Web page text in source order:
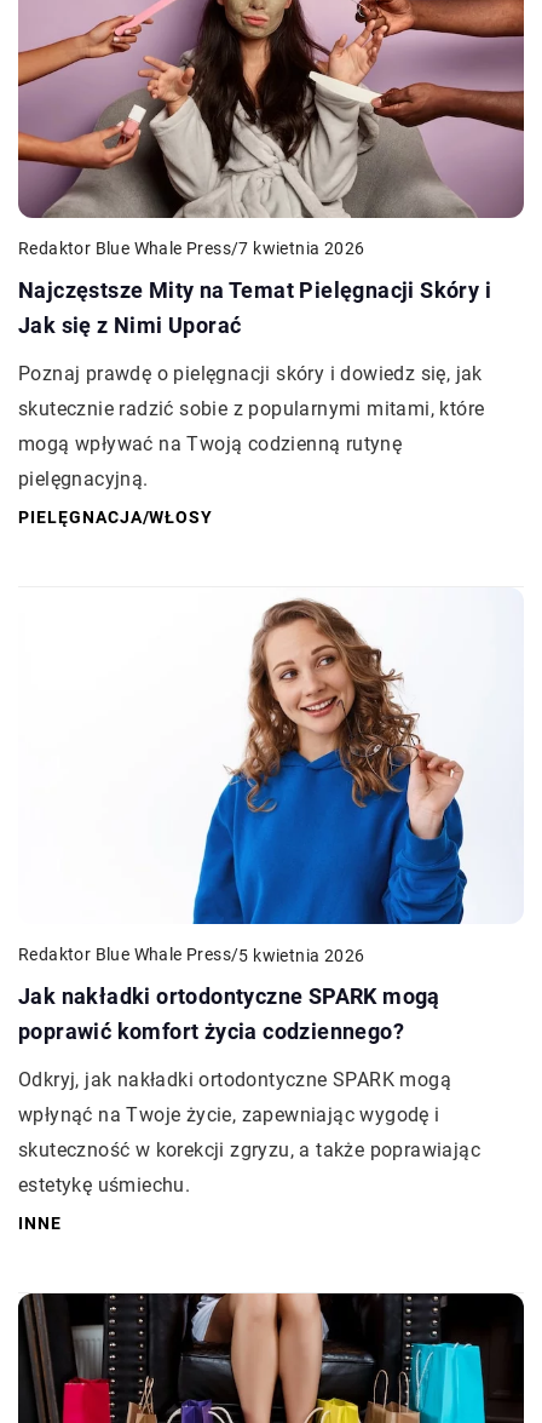
Redaktor Blue Whale Press/7 kwietnia 2026
Najczęstsze Mity na Temat Pielęgnacji Skóry i
Jak się z Nimi Uporać
Poznaj prawdę o pielęgnacji skóry i dowiedz się, jak
skutecznie radzić sobie z popularnymi mitami, które
mogą wpływać na Twoją codzienną rutynę
pielęgnacyjną.
PIELĘGNACJA/WŁOSY
Redaktor Blue Whale Press/5 kwietnia 2026
Jak nakładki ortodontyczne SPARK mogą
poprawić komfort życia codziennego?
Odkryj, jak nakładki ortodontyczne SPARK mogą
wpłynąć na Twoje życie, zapewniając wygodę i
skuteczność w korekcji zgryzu, a także poprawiając
estetykę uśmiechu.
INNE